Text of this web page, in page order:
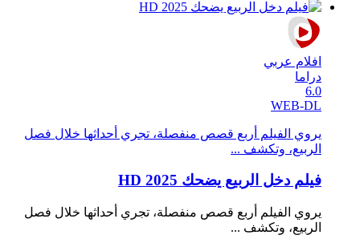
افلام عربي
دراما
6.0
WEB-DL
يروي الفيلم أربع قصص منفصلة، تجري أحداثها خلال فصل
الربيع، وتكشف ...
فيلم دخل الربيع يضحك 2025 HD
يروي الفيلم أربع قصص منفصلة، تجري أحداثها خلال فصل
الربيع، وتكشف ...